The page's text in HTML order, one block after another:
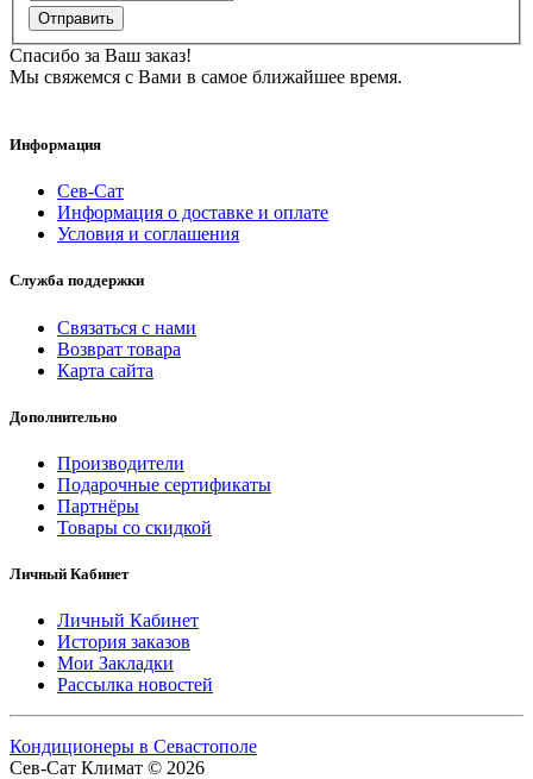
Отправить
Спасибо за Ваш заказ!
Мы свяжемся с Вами в самое ближайшее время.
Информация
Сев-Сат
Информация о доставке и оплате
Условия и соглашения
Служба поддержки
Связаться с нами
Возврат товара
Карта сайта
Дополнительно
Производители
Подарочные сертификаты
Партнёры
Товары со скидкой
Личный Кабинет
Личный Кабинет
История заказов
Мои Закладки
Рассылка новостей
Кондиционеры в Севастополе
Сев-Сат Климат © 2026